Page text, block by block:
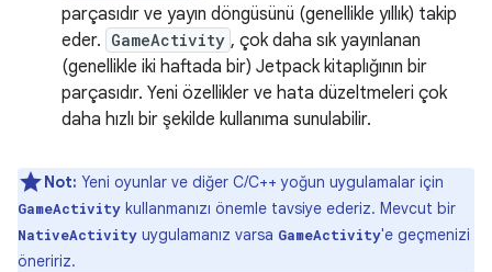
parçasıdır ve yayın döngüsünü (genellikle yıllık) takip
eder. GameActivity , çok daha sık yayınlanan
(genellikle iki haftada bir) Jetpack kitaplığının bir
parçasıdır. Yeni özellikler ve hata düzeltmeleri çok
daha hızlı bir şekilde kullanıma sunulabilir.
Not: Yeni oyunlar ve diğer C/C++ yoğun uygulamalar için
GameActivity kullanmanızı önemle tavsiye ederiz. Mevcut bir
NativeActivity uygulamanız varsa GameActivity'e geçmenizi
öneririz.